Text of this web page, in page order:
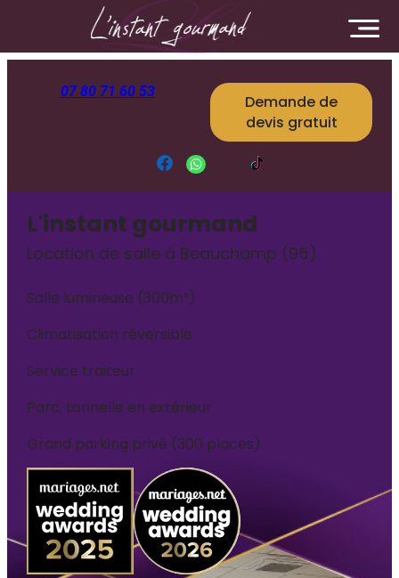
07 80 71 60 53
Demande de
devis gratuit
L'instant gourmand
Location de salle à Beauchamp (95)
Salle lumineuse (300m²)
Climatisation réversible
Service traiteur
Parc, tonnelle en extérieur
Grand parking privé (300 places)
Panneau de gestion des cookies